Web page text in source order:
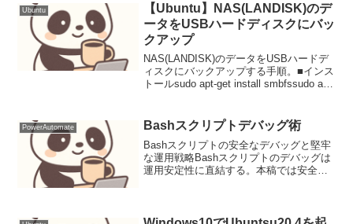
Ubuntu
【Ubuntu】NAS(LANDISK)のデ
ータをUSBハードディスクにバッ
クアップ
NAS(LANDISK)のデータをUSBハードデ
ィスクにバックアップする手順。■インス
トールsudo apt-get install smbfssudo apt-
PowerAutomate Bashスクリプトデバッグ術
Bashスクリプトの安全なデバッグと堅牢
な運用戦略Bashスクリプトのデバッグは
運用安定性に直結する。本稿では安全な
容易性...